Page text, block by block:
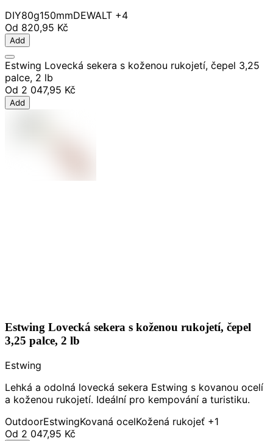
DIY80g150mmDEWALT +4
Od 820,95 Kč
Add
Estwing Lovecká sekera s koženou rukojetí, čepel 3,25
palce, 2 lb
Od 2 047,95 Kč
Add
Estwing Lovecká sekera s koženou rukojetí, čepel
3,25 palce, 2 lb
Estwing
Lehká a odolná lovecká sekera Estwing s kovanou ocelí
a koženou rukojetí. Ideální pro kempování a turistiku.
OutdoorEstwingKovaná ocelKožená rukojeť +1
Od 2 047,95 Kč